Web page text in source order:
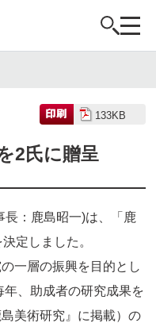
133KB
2氏に贈呈
：鹿島昭一)は、「鹿
定しました。
一層の振興を目的とし
、助成者の研究成果を
美術研究』に掲載）の